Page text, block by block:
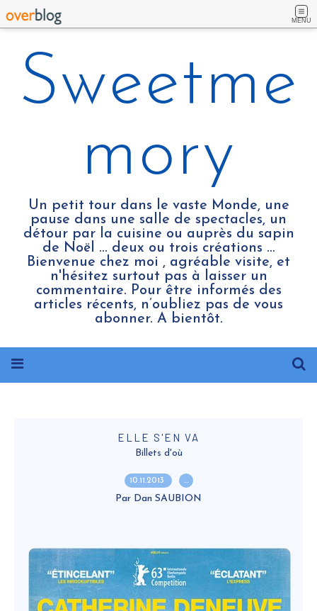
MENU
Sweetme
mory
Un petit tour dans le vaste Monde, une
pause dans une salle de spectacles, un
détour par la cuisine ou auprès du sapin
de Noël ... deux ou trois créations …
Bienvenue chez moi , agréable visite, et
n'hésitez surtout pas à laisser un
commentaire. Pour être informés des
articles récents, n’oubliez pas de vous
abonner. A bientôt.
ELLE S'EN VA
Billets d'où
10.11.2013 …
Par Dan SAUBION